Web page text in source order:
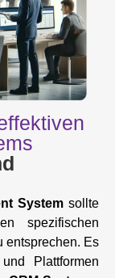
System sollte
spezifischen
entsprechen. Es
Plattformen